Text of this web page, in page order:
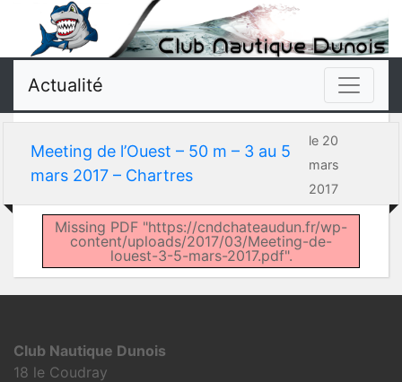
Actualité
Meeting de l’Ouest – 50 m – 3 au 5
mars 2017 – Chartres
le 20
mars
2017
Missing PDF "https://cndchateaudun.fr/wp-
content/uploads/2017/03/Meeting-de-
louest-3-5-mars-2017.pdf".
Club Nautique Dunois
18 le Coudray